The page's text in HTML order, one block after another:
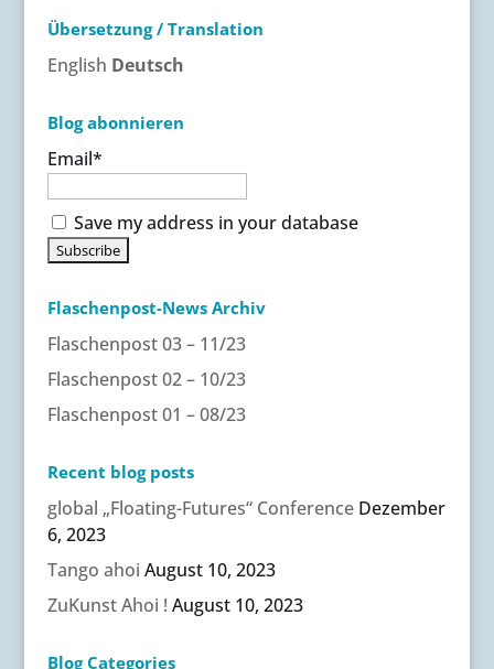
n
a
i
e
:
Übersetzung / Translation
English Deutsch
Blog abonnieren
Email*
Save my address in your database
Flaschenpost-News Archiv
Flaschenpost 03 – 11/23
Flaschenpost 02 – 10/23
Flaschenpost 01 – 08/23
Recent blog posts
global „Floating-Futures“ Conference Dezember
6, 2023
Tango ahoi August 10, 2023
ZuKunst Ahoi ! August 10, 2023
Blog Categories